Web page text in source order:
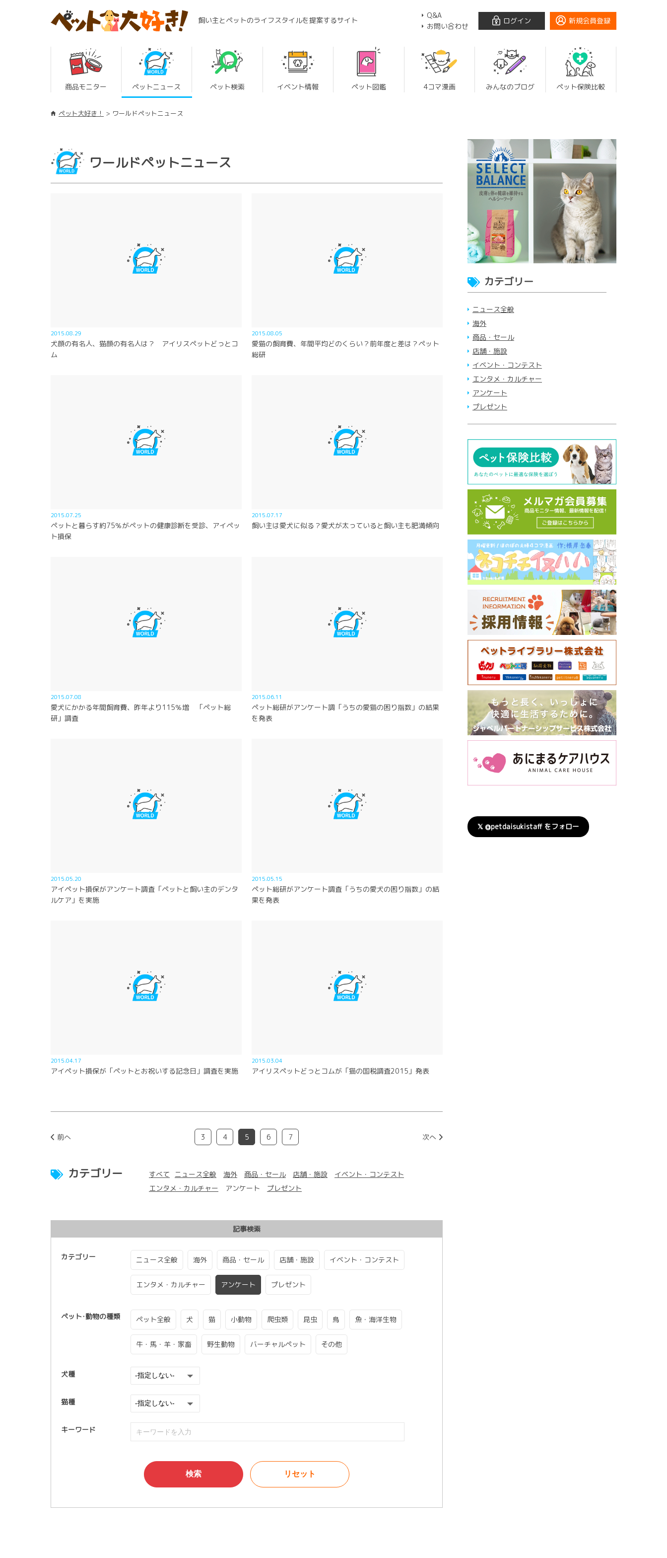
飼い主とペットのライフスタイルを提案するサイト
Q&A
お問い合わせ
ログイン 新規会員登録
商品モニター ペットニュース ペット検索 イベント情報 ペット図鑑 4コマ漫画 みんなのブログ ペット保険比較
ペット大好き！ ワールドペットニュース
ワールドペットニュース
2015.08.29
犬顔の有名人、猫顔の有名人は？ アイリスペットどっとコ
ム
2015.08.05
愛猫の飼育費、年間平均どのくらい？前年度と差は？ペット
総研
2015.07.25
ペットと暮らす約75％がペットの健康診断を受診、アイペッ
ト損保
2015.07.17
飼い主は愛犬に似る？愛犬が太っていると飼い主も肥満傾向
2015.07.08
愛犬にかかる年間飼育費、昨年より115％増 「ペット総
研」調査
2015.06.11
ペット総研がアンケート調「うちの愛猫の困り指数」の結果
を発表
2015.05.20
アイペット損保がアンケート調査「ペットと飼い主のデンタ
ルケア」を実施
2015.05.15
ペット総研がアンケート調査「うちの愛犬の困り指数」の結
果を発表
2015.04.17
アイペット損保が「ペットとお祝いする記念日」調査を実施
2015.03.04
アイリスペットどっとコムが「猫の国税調査2015」発表
前へ 3 4 5 6 7 次へ
カテゴリー すべて ニュース全般 海外 商品・セール 店舗・施設
イベント・コンテスト
エンタメ・カルチャー
アンケート プレゼント
記事検索
カテゴリー ニュース全般 海外 商品・セール 店舗・施設 イベント・コンテスト
エンタメ・カルチャー アンケート プレゼント
ペット･動物の種類 ペット全般 犬 猫 小動物 爬虫類 昆虫 鳥 魚・海洋生物
牛・馬・羊・家畜 野生動物 バーチャルペット その他
犬種
猫種
キーワード
カテゴリー
ニュース全般
海外
商品・セール
店舗・施設
イベント・コンテスト
エンタメ・カルチャー
アンケート
プレゼント
𝕏 @petdaisukistaff をフォロー